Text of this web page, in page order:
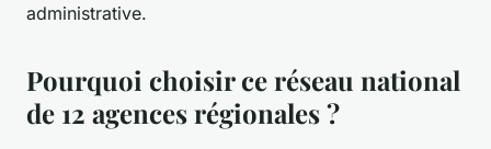
administrative.
Pourquoi choisir ce réseau national
de 12 agences régionales ?